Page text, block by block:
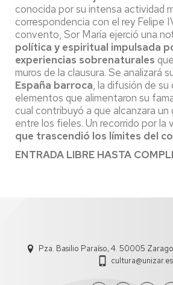
conocida por su intensa actividad
correspondencia con el rey Felipe
convento, Sor María ejerció una
política y espiritual impulsada
experiencias sobrenaturales
muros de la clausura. Se analizará
España barroca, la difusión de su
elementos que alimentaron su
cual contribuyó a que alcanzara un
entre los fieles. Un recorrido por la
que trascendió los límites del
ENTRADA LIBRE HASTA
Pza. Basilio Paraíso, 4. 50005
cultura@unizar.es